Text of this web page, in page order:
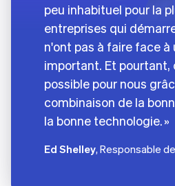
peu inhabituel pour la
entreprises qui
n'ont pas à faire face à
important. Et pourtant,
possible pour nous
combinaison de la
la bonne technologie.
Ed Shelley, Responsable